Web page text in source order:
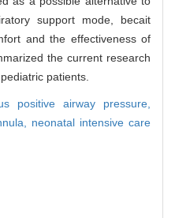
support mode, becait
and the effectiveness of
the current research
patients.
positive airway pressure,
neonatal intensive care